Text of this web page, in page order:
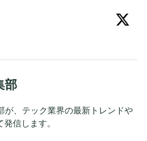
部
が、テック業界の最新トレンドや
信します。